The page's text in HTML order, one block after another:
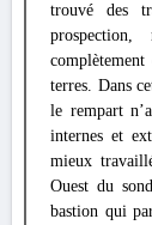
trouvé des
terres. Dans
le rempart
internes et
mieux
Ouest du
bastion qui